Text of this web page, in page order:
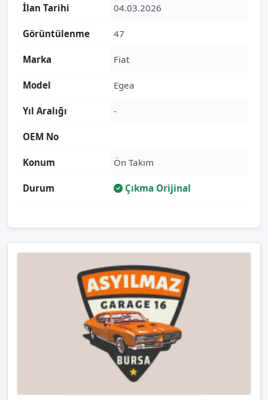
İlan Tarihi 04.03.2026
Görüntülenme 47
Marka Fiat
Model Egea
Yıl Aralığı -
OEM No
Konum Ön Takım
Durum Çıkma Orijinal